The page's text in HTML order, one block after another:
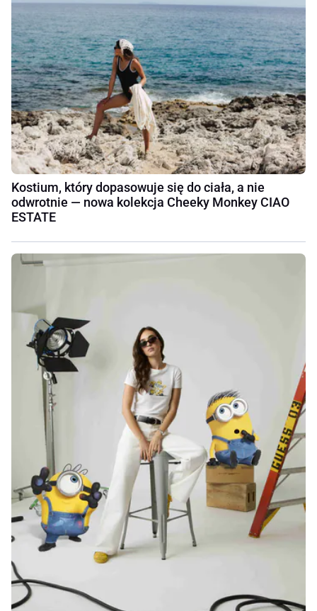
Kostium, który dopasowuje się do ciała, a nie
odwrotnie — nowa kolekcja Cheeky Monkey CIAO
ESTATE